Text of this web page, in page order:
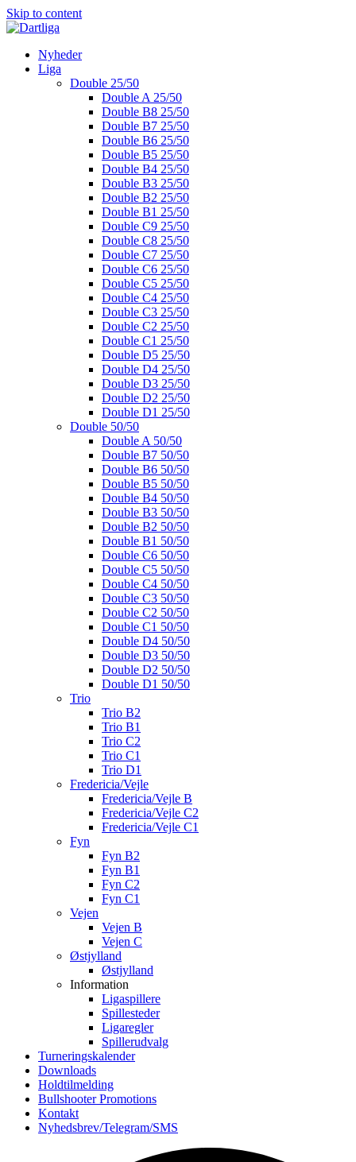
Skip to content
Nyheder
Liga
Double 25/50
Double A 25/50
Double B8 25/50
Double B7 25/50
Double B6 25/50
Double B5 25/50
Double B4 25/50
Double B3 25/50
Double B2 25/50
Double B1 25/50
Double C9 25/50
Double C8 25/50
Double C7 25/50
Double C6 25/50
Double C5 25/50
Double C4 25/50
Double C3 25/50
Double C2 25/50
Double C1 25/50
Double D5 25/50
Double D4 25/50
Double D3 25/50
Double D2 25/50
Double D1 25/50
Double 50/50
Double A 50/50
Double B7 50/50
Double B6 50/50
Double B5 50/50
Double B4 50/50
Double B3 50/50
Double B2 50/50
Double B1 50/50
Double C6 50/50
Double C5 50/50
Double C4 50/50
Double C3 50/50
Double C2 50/50
Double C1 50/50
Double D4 50/50
Double D3 50/50
Double D2 50/50
Double D1 50/50
Trio
Trio B2
Trio B1
Trio C2
Trio C1
Trio D1
Fredericia/Vejle
Fredericia/Vejle B
Fredericia/Vejle C2
Fredericia/Vejle C1
Fyn
Fyn B2
Fyn B1
Fyn C2
Fyn C1
Vejen
Vejen B
Vejen C
Østjylland
Østjylland
Information
Ligaspillere
Spillesteder
Ligaregler
Spillerudvalg
Turneringskalender
Downloads
Holdtilmelding
Bullshooter Promotions
Kontakt
Nyhedsbrev/Telegram/SMS